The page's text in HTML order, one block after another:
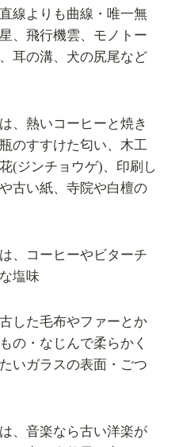
線よりも曲線・唯一無
、飛行機雲、モノトー
耳の溝、犬の尻尾など
は、熱いコーヒーと焼き
のすすけた匂い、木工
(ジンチョウゲ)、印刷し
古い紙、寺院や白檀の
は、コーヒーやビターチ
塩味
した毛布やファーとか
の・なじんで柔らかく
いガラスの表面・ごつ
は、音楽なら古い洋楽が